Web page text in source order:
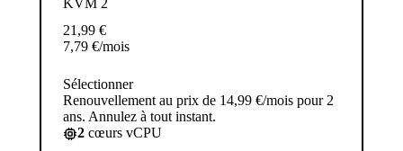
KVM 2
21,99 €
7,79 €/mois
Sélectionner
Renouvellement au prix de 14,99 €/mois pour 2
ans. Annulez à tout instant.
2 cœurs vCPU